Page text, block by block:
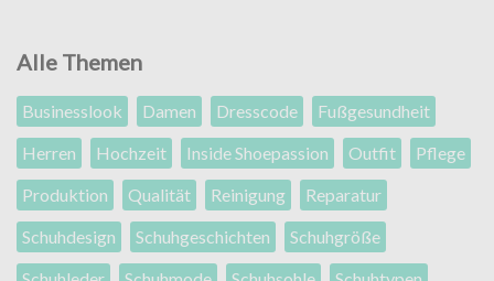
Alle Themen
Businesslook Damen Dresscode
Fußgesundheit
Herren
Hochzeit Inside Shoepassion Outfit
Pflege
Produktion
Qualität Reinigung
Reparatur
Schuhdesign
Schuhgeschichten
Schuhgröße